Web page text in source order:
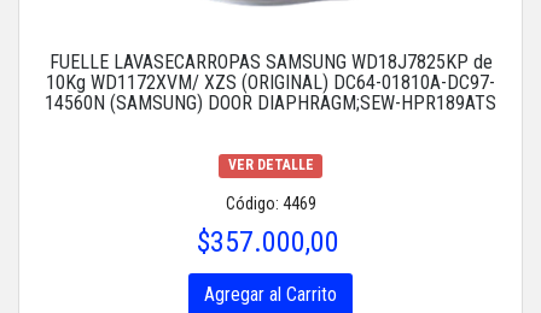
FUELLE LAVASECARROPAS SAMSUNG WD18J7825KP de
10Kg WD1172XVM/ XZS (ORIGINAL) DC64-01810A-DC97-
14560N (SAMSUNG) DOOR DIAPHRAGM;SEW-HPR189ATS
VER DETALLE
Código: 4469
$357.000,00
Agregar al Carrito